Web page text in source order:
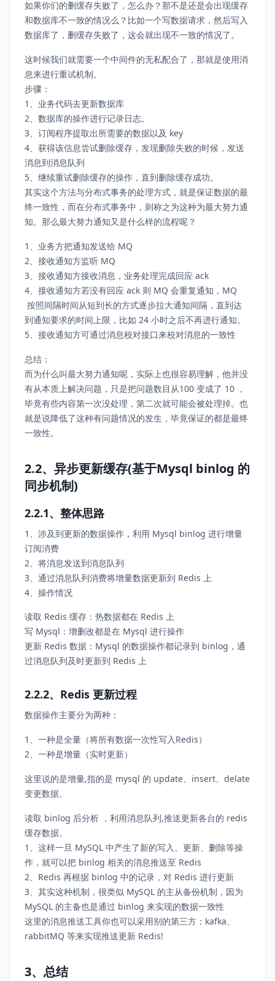
如果你们的删缓存失败了，怎么办？那不是还是会出现缓存
和数据库不一致的情况么？比如一个写数据请求，然后写入
数据库了，删缓存失败了，这会就出现不一致的情况了。
这时候我们就需要一个中间件的无私配合了，那就是使用消
息来进行重试机制。
步骤：
1、业务代码去更新数据库
2、数据库的操作进行记录日志。
3、订阅程序提取出所需要的数据以及 key
4、获得该信息尝试删除缓存，发现删除失败的时候，发送
消息到消息队列
5、继续重试删除缓存的操作，直到删除缓存成功。
其实这个方法与分布式事务的处理方式，就是保证数据的最
终一致性，而在分布式事务中，则称之为这种为最大努力通
知。那么最大努力通知又是什么样的流程呢？
1、业务方把通知发送给 MQ
2、接收通知方监听 MQ
3、接收通知方接收消息，业务处理完成回应 ack
4、接收通知方若没有回应 ack 则 MQ 会重复通知，MQ
按照间隔时间从短到长的方式逐步拉大通知间隔，直到达
到通知要求的时间上限，比如 24 小时之后不再进行通知。
5、接收通知方可通过消息校对接口来校对消息的一致性
总结：
而为什么叫最大努力通知呢，实际上也很容易理解，他并没
有从本质上解决问题，只是把问题数目从100 变成了 10 ，
毕竟有些内容第一次没处理，第二次就可能会被处理掉。也
就是说降低了这种有问题情况的发生，毕竟保证的都是最终
一致性。
2.2、异步更新缓存(基于Mysql binlog 的
同步机制)
2.2.1、整体思路
1、涉及到更新的数据操作，利用 Mysql binlog 进行增量
订阅消费
2、将消息发送到消息队列
3、通过消息队列消费将增量数据更新到 Redis 上
4、操作情况
读取 Redis 缓存：热数据都在 Redis 上
写 Mysql：增删改都是在 Mysql 进行操作
更新 Redis 数据：Mysql 的数据操作都记录到 binlog，通
过消息队列及时更新到 Redis 上
2.2.2、Redis 更新过程
数据操作主要分为两种：
1、一种是全量（将所有数据一次性写入Redis）
2、一种是增量（实时更新）
这里说的是增量,指的是 mysql 的 update、insert、delate
变更数据。
读取 binlog 后分析 ，利用消息队列,推送更新各台的 redis
缓存数据。
1、这样一旦 MySQL 中产生了新的写入、更新、删除等操
作，就可以把 binlog 相关的消息推送至 Redis
2、Redis 再根据 binlog 中的记录，对 Redis 进行更新
3、其实这种机制，很类似 MySQL 的主从备份机制，因为
MySQL 的主备也是通过 binlog 来实现的数据一致性
这里的消息推送工具你也可以采用别的第三方：kafka、
rabbitMQ 等来实现推送更新 Redis!
3、总结